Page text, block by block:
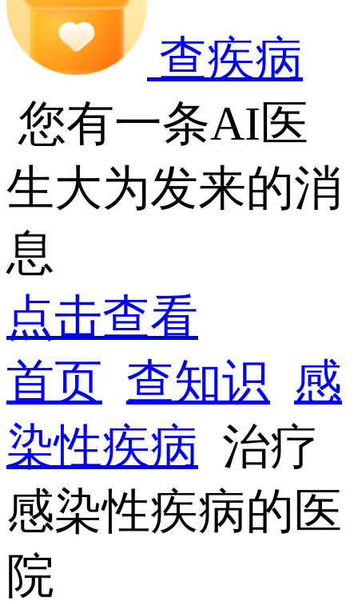
查疾病
您有一条AI医
生大为发来的消
息
点击查看
首页 查知识 感
染性疾病 治疗
感染性疾病的医
院